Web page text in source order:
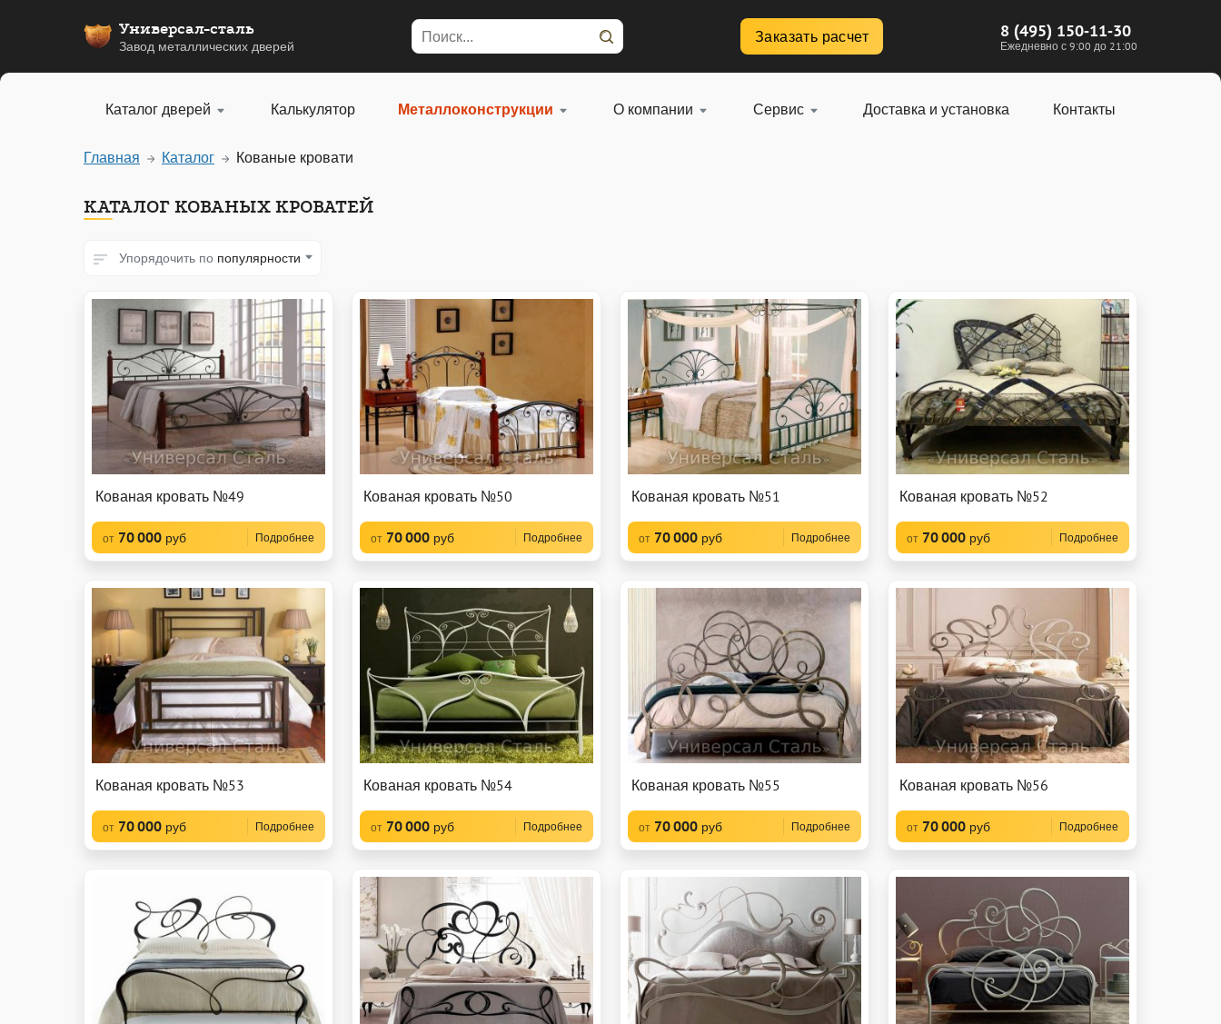
Универсал-сталь
Завод металлических дверей
Заказать расчет 8 (495) 150-11-30
Ежедневно с 9:00 до 21:00
Каталог дверей Калькулятор Металлоконструкции О компании Сервис Доставка и установка Контакты
Главная Каталог Кованые кровати
КАТАЛОГ КОВАНЫХ КРОВАТЕЙ
Упорядочить по популярности
Кованая кровать №49
от 70 000 руб Подробнее
Кованая кровать №50
от 70 000 руб Подробнее
Кованая кровать №51
от 70 000 руб Подробнее
Кованая кровать №52
от 70 000 руб Подробнее
Кованая кровать №53
от 70 000 руб Подробнее
Кованая кровать №54
от 70 000 руб Подробнее
Кованая кровать №55
от 70 000 руб Подробнее
Кованая кровать №56
от 70 000 руб Подробнее